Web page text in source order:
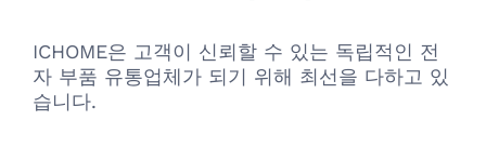
ICHOME은 고객이 신뢰할 수 있는 독립적인 전
자 부품 유통업체가 되기 위해 최선을 다하고 있
습니다.